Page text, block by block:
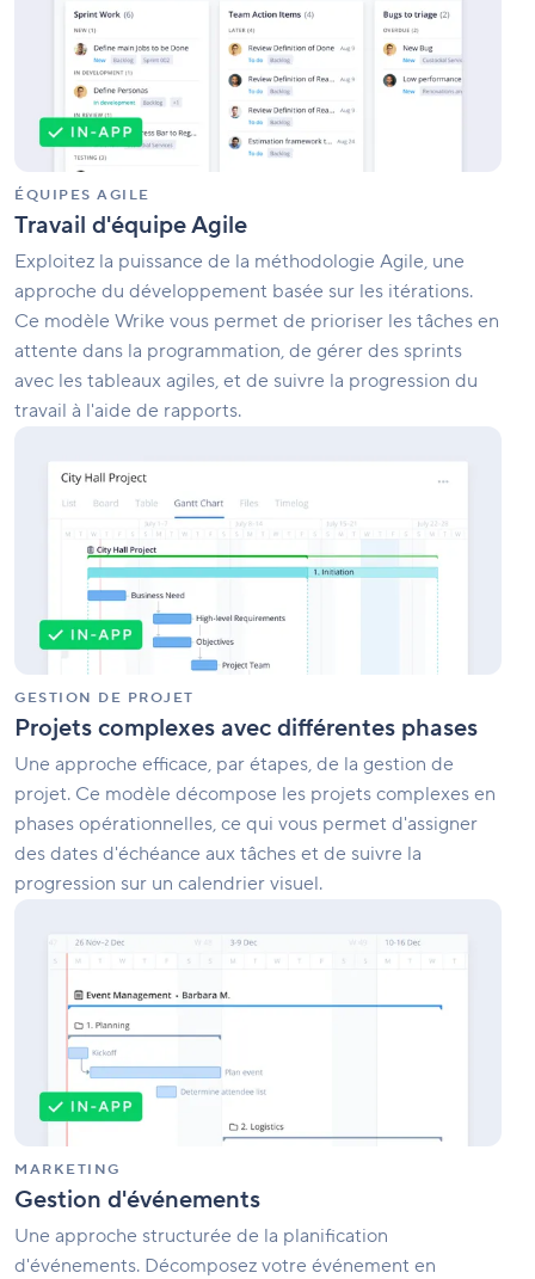
ÉQUIPES AGILE
Travail d'équipe Agile
Exploitez la puissance de la méthodologie Agile, une
approche du développement basée sur les itérations.
Ce modèle Wrike vous permet de prioriser les tâches en
attente dans la programmation, de gérer des sprints
avec les tableaux agiles, et de suivre la progression du
travail à l'aide de rapports.
GESTION DE PROJET
Projets complexes avec différentes phases
Une approche efficace, par étapes, de la gestion de
projet. Ce modèle décompose les projets complexes en
phases opérationnelles, ce qui vous permet d'assigner
des dates d'échéance aux tâches et de suivre la
progression sur un calendrier visuel.
différentes
phases
MARKETING
Gestion d'événements
Une approche structurée de la planification
d'événements. Décomposez votre événement en
d'événements